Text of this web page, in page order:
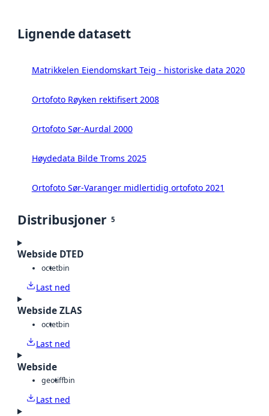
Lignende datasett
Matrikkelen Eiendomskart Teig - historiske data 2020
Ortofoto Røyken rektifisert 2008
Ortofoto Sør-Aurdal 2000
Høydedata Bilde Troms 2025
Ortofoto Sør-Varanger midlertidig ortofoto 2021
Distribusjoner 5
Webside DTED
octetbin
Last ned
Webside ZLAS
octetbin
Last ned
Webside
geotiffbin
Last ned